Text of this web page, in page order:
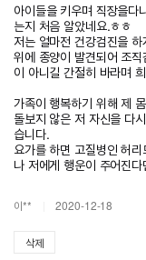
아이들을 키우며 직장을다
는지 처음 알았네요.ㅎㅎ
저는 얼마전 건강검진을
위에 종양이 발견되어 조
이 아니길 간절히 바라며
가족이 행복하기 위해 제
돌보지 않은 저 자신을 다
습니다.
요가를 하면 고질병인 허
나 저에게 행운이 주어진
이** 2020-12-18
삭제